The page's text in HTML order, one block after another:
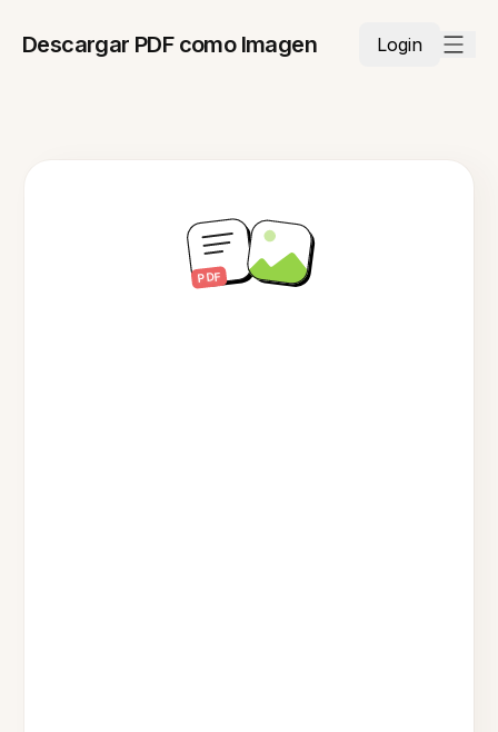
Descargar PDF como Imagen Login